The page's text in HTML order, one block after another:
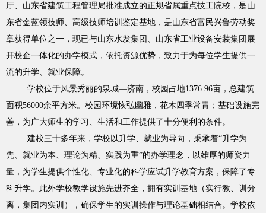
厅、山东省建筑工程管理局批准成立的正规省属重点技工院校，是山
东省金蓝领技师、高级技师培训鉴定基地，是山东省富民兴鲁劳动奖
章获得单位之一，现已与山东水发集团、山东省工业设备安装集团展
开校企一体化的办学模式，依托资源优势，致力于为每位学生提供一
流的升学、就业保障。
学校位于风景秀丽的泉城—济南，校园占地1376.96亩，总建筑
面积56000余平方米。校园环境恢弘幽雅，花木四季常青；基础设施完
善，为广大师生的学习、生活和工作提供了十分便利的条件。
建校三十多年来，学校以升学、就业为导向，秉承着“升学为
先、就业为本、理论为精、实践为重”的办学理念，以雄厚的师资力
量，为学生提供个性化、专业化的科学应试升学教育方案，保障了专
科升学。此外学校教学设施先进齐全，拥有实训基地（实行教、训分
离，集团内实训），确保学生的实训操作与理论基础相结合。学校依